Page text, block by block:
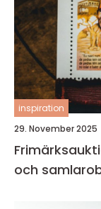
inspiration
29. November 2025
och